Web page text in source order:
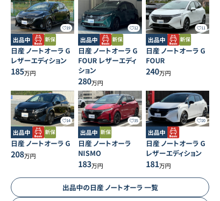
19
出品中
日産 ノートオーラ G
レザーエディション
185万円
12
出品中
日産 ノートオーラ G
FOUR レザーエディ
ション
280万円
11
出品中
日産 ノートオーラ G
FOUR
240万円
14
出品中
日産 ノートオーラ G
208万円
35
出品中
日産 ノートオーラ
NISMO
183万円
20
出品中
日産 ノートオーラ G
レザーエディション
181万円
出品中の日産 ノートオーラ 一覧